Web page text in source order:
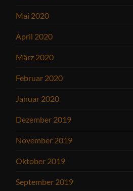
Mai 2020
April 2020
März 2020
Februar 2020
Januar 2020
Dezember 2019
November 2019
Oktober 2019
September 2019